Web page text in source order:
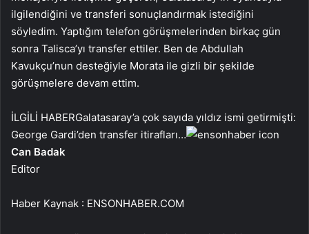
ilgilendiğini ve transferi sonuçlandırmak istediğini
söyledim. Yaptığım telefon görüşmelerinden birkaç gün
sonra Talisca’yı transfer ettiler. Ben de Abdullah
Kavukçu’nun desteğiyle Morata ile gizli bir şekilde
görüşmelere devam ettim.
İLGİLİ HABERGalatasaray’a çok sayıda yıldız ismi getirmişti:
George Gardi’den transfer itirafları…
Can Badak
Editor
Haber Kaynak : ENSONHABER.COM